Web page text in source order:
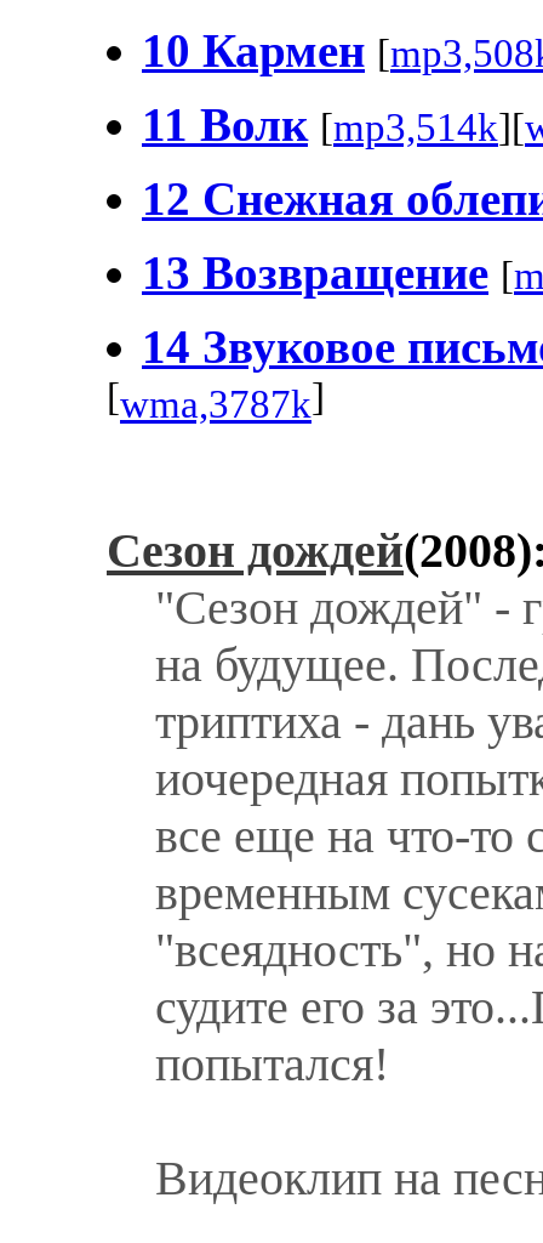
10 Кармен [
11 Волк [mp3,514k][
12 Снежная
13 Возвращение [
14 Звуковое
[wma,3787k]
Сезон дождей
"Сезон дождей" -
на будущее.
триптиха - дань
иочередная
все еще на что-то
временным
"всеядность", но
судите его за
попытался!
Видеоклип на